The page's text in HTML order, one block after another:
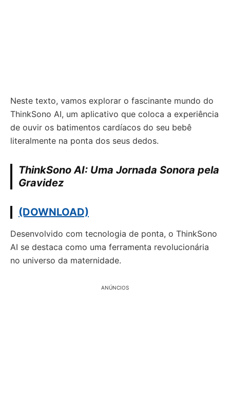
Neste texto, vamos explorar o fascinante mundo do
ThinkSono AI, um aplicativo que coloca a experiência
de ouvir os batimentos cardíacos do seu bebê
literalmente na ponta dos seus dedos.
ThinkSono AI: Uma Jornada Sonora pela
Gravidez
(DOWNLOAD)
Desenvolvido com tecnologia de ponta, o ThinkSono
AI se destaca como uma ferramenta revolucionária
no universo da maternidade.
ANÚNCIOS